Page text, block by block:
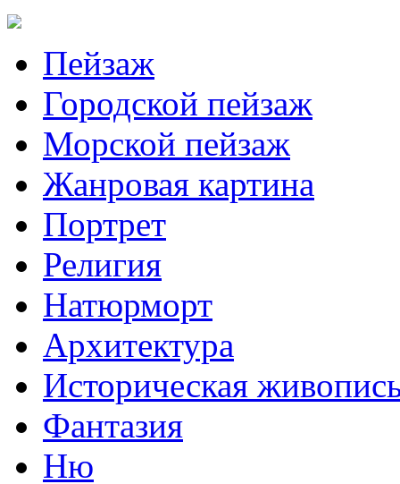
Пейзаж
Городской пейзаж
Морской пейзаж
Жанровая картина
Портрет
Религия
Натюрморт
Архитектура
Историческая
Фантазия
Ню